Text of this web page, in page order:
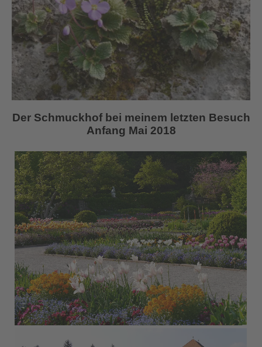
Der Schmuckhof bei meinem letzten Besuch
Anfang Mai 2018